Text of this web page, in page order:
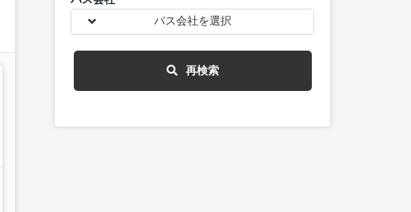
バス会社を選択
再検索